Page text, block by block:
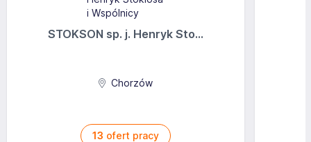
STOKSON sp. j. Henryk Sto...
Chorzów
13 ofert pracy